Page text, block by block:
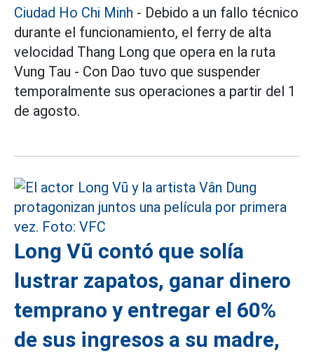
Ciudad Ho Chi Minh - Debido a un fallo técnico
durante el funcionamiento, el ferry de alta
velocidad Thang Long que opera en la ruta
Vung Tau - Con Dao tuvo que suspender
temporalmente sus operaciones a partir del 1
de agosto.
Long Vũ contó que solía
lustrar zapatos, ganar dinero
temprano y entregar el 60%
de sus ingresos a su madre,